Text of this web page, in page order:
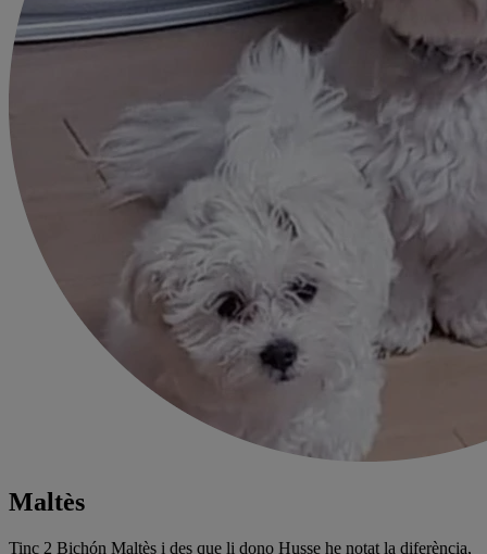
Maltès
Tinc 2 Bichón Maltès i des que li dono Husse he notat la diferència,